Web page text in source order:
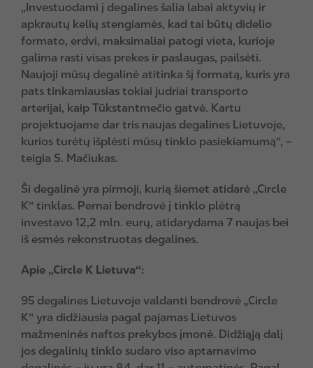
„Investuodami į degalines šalia labai aktyvių ir
apkrautų kelių stengiamės, kad tai būtų didelio
formato, erdvi, maksimaliai patogi vieta, kurioje
galima rasti visas prekes ir paslaugas, pailsėti.
Naujoji mūsų degalinė atitinka šį formatą, kuris yra
pats tinkamiausias tokiai judriai transporto
arterijai, kaip Tūkstantmečio gatvė. Kartu
projektuojame dar tris naujas degalines Lietuvoje,
kurios turėtų išplėsti mūsų tinklo pasiekiamumą“, –
teigia S. Mačiukas.
Ši degalinė yra pirmoji, kurią šiemet atidarė „Circle
K“ tinklas. Pernai bendrovė į tinklo plėtrą
investavo 12,2 mln. eurų, atidarydama 7 naujas bei
iš esmės rekonstruotas degalines.
Apie „Circle K Lietuva“:
95 degalines Lietuvoje valdanti bendrovė „Circle
K“ yra didžiausia pagal pajamas Lietuvos
mažmeninės naftos prekybos įmonė. Didžiąją dalį
jos degalinių tinklo sudaro viso aptarnavimo